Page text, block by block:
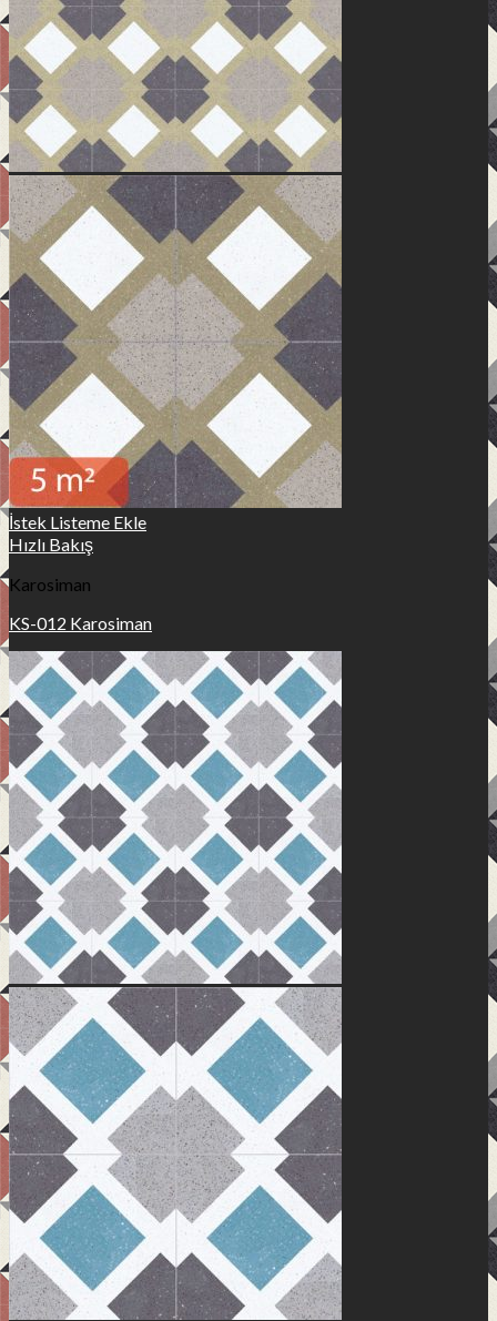
İstek Listeme Ekle
Hızlı Bakış
Karosiman
KS-012 Karosiman